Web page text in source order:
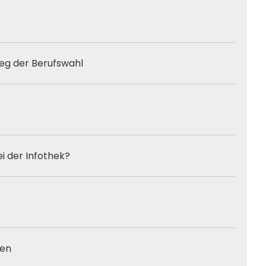
der Berufswahl
der Infothek?